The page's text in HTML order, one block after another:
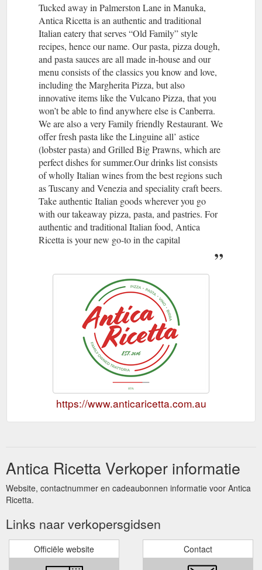
Tucked away in Palmerston Lane in Manuka,
Antica Ricetta is an authentic and traditional
Italian eatery that serves “Old Family” style
recipes, hence our name. Our pasta, pizza dough,
and pasta sauces are all made in-house and our
menu consists of the classics you know and love,
including the Margherita Pizza, but also
innovative items like the Vulcano Pizza, that you
won’t be able to find anywhere else is Canberra.
We are also a very Family friendly Restaurant. We
offer fresh pasta like the Linguine all’ astice
(lobster pasta) and Grilled Big Prawns, which are
perfect dishes for summer.Our drinks list consists
of wholly Italian wines from the best regions such
as Tuscany and Venezia and speciality craft beers.
Take authentic Italian goods wherever you go
with our takeaway pizza, pasta, and pastries. For
authentic and traditional Italian food, Antica
Ricetta is your new go-to in the capital
https://www.anticaricetta.com.au
Antica Ricetta Verkoper informatie
Website, contactnummer en cadeaubonnen informatie voor Antica
Ricetta.
Links naar verkopersgidsen
Officiële website Contact